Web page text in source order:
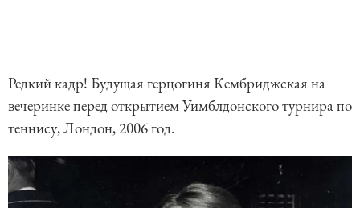
Редкий кадр! Будущая герцогиня Кембриджская на
вечеринке перед открытием Уимблдонского турнира по
теннису, Лондон, 2006 год.